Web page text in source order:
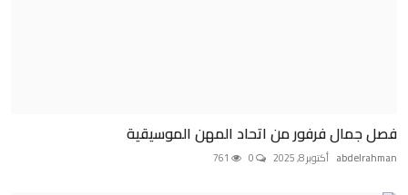
فصل جمال فرفور من اتحاد المهن الموسيقية
abdelrahman أكتوبر 8, 2025